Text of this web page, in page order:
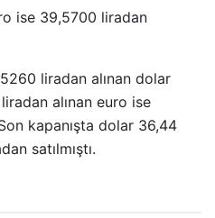
ise 39,5700 liradan
liradan alınan dolar
alınan euro ise
kapanışta dolar 36,44
satılmıştı.